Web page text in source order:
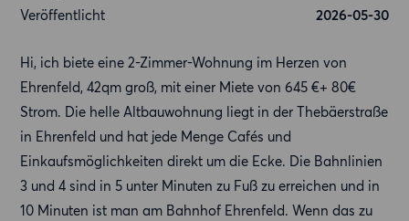
Veröffentlicht
2026-05-30
Hi, ich biete eine 2-Zimmer-Wohnung im Herzen von
Ehrenfeld, 42qm groß, mit einer Miete von 645 €+ 80€
Strom. Die helle Altbauwohnung liegt in der Thebäerstraße
in Ehrenfeld und hat jede Menge Cafés und
Einkaufsmöglichkeiten direkt um die Ecke. Die Bahnlinien
3 und 4 sind in 5 unter Minuten zu Fuß zu erreichen und in
10 Minuten ist man am Bahnhof Ehrenfeld. Wenn das zu